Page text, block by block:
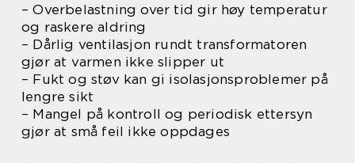
– Overbelastning over tid gir høy temperatur
og raskere aldring
– Dårlig ventilasjon rundt transformatoren
gjør at varmen ikke slipper ut
– Fukt og støv kan gi isolasjonsproblemer på
lengre sikt
– Mangel på kontroll og periodisk ettersyn
gjør at små feil ikke oppdages